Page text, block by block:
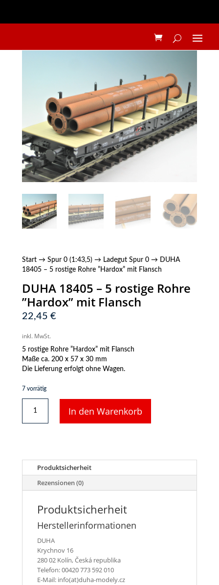
Start→ Spur 0 (1:43,5)→ Ladegut Spur 0→ DUHA
18405 – 5 rostige Rohre ”Hardox” mit Flansch
DUHA 18405 – 5 rostige Rohre
”Hardox” mit Flansch
22,45 €
inkl. MwSt.
5 rostige Rohre ”Hardox” mit Flansch
Maße ca. 200 x 57 x 30 mm
Die Lieferung erfolgt ohne Wagen.
7 vorrätig
18405
-
”Hardox”
Flansch
Menge
In den Warenkorb
Produktsicherheit
Rezensionen (0)
Produktsicherheit
Herstellerinformationen
DUHA
Krychnov 16
280 02 Kolín, Česká republika
Telefon: 00420 773 592 010
E-Mail: info(at)duha-modely.cz